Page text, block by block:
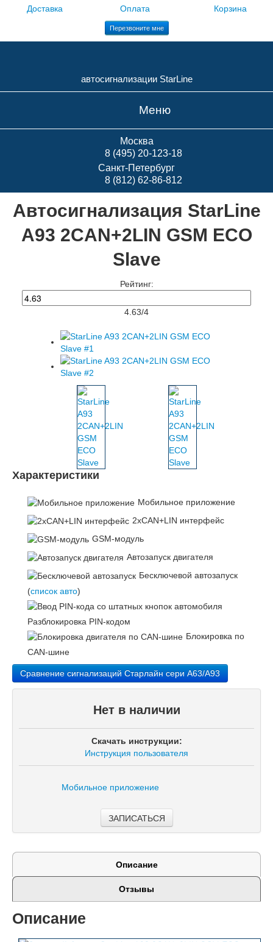
Доставка Оплата Корзина
Перезвоните мне
автосигнализации StarLine
Меню
Москва
8 (495) 20-123-18
Санкт-Петербург
8 (812) 62-86-812
Автосигнализация StarLine
A93 2CAN+2LIN GSM ECO
Slave
Рейтинг:
4.63/4
Характеристики
Мобильное приложение
2xCAN+LIN интерфейс
GSM-модуль
Автозапуск двигателя
Бесключевой автозапуск
(список авто)
Разблокировка PIN-кодом
Блокировка по
CAN-шине
Сравнение сигнализаций Старлайн сери A63/A93
Нет в наличии
Скачать инструкции:
Инструкция пользователя
Мобильное приложение
ЗАПИСАТЬСЯ
Описание
Отзывы
Описание